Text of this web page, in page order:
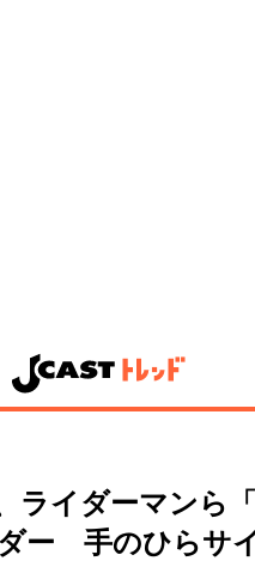
ライダーマンら「
ー 手のひらサ